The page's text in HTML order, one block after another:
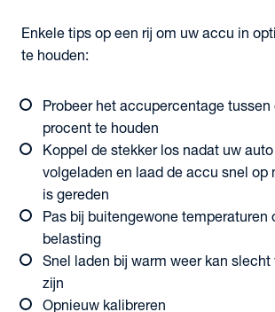
Enkele tips op een rij om uw accu in
te houden:
Probeer het accupercentage tussen
procent te houden
Koppel de stekker los nadat uw
volgeladen en laad de accu snel op
is gereden
Pas bij buitengewone temperaturen
belasting
Snel laden bij warm weer kan slecht
zijn
Opnieuw kalibreren